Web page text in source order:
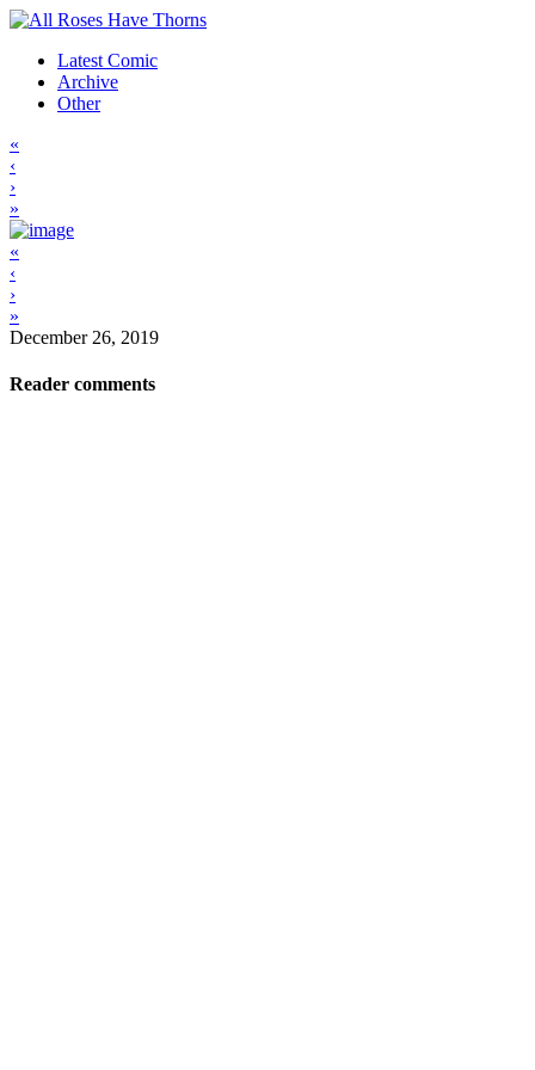
Latest Comic
Archive
Other
«
‹
›
»
«
‹
›
»
December 26, 2019
Reader comments